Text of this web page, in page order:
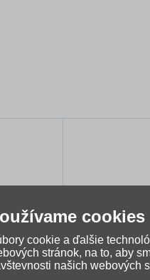
cookies
cookie a ďalšie
stránok, na to, aby
našich webových